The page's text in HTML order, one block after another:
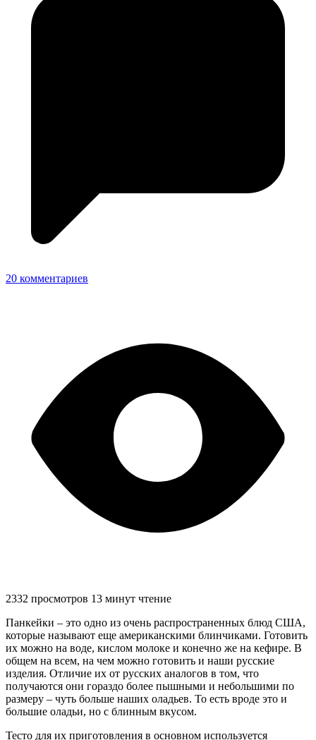
20 комментариев
2332 просмотров 13 минут чтение
Панкейки – это одно из очень распространенных блюд США,
которые называют еще американскими блинчиками. Готовить
их можно на воде, кислом молоке и конечно же на кефире. В
общем на всем, на чем можно готовить и наши русские
изделия. Отличие их от русских аналогов в том, что
получаются они гораздо более пышными и небольшими по
размеру – чуть больше наших оладьев. То есть вроде это и
большие оладьи, но с блинным вкусом.
Тесто для их приготовления в основном используется